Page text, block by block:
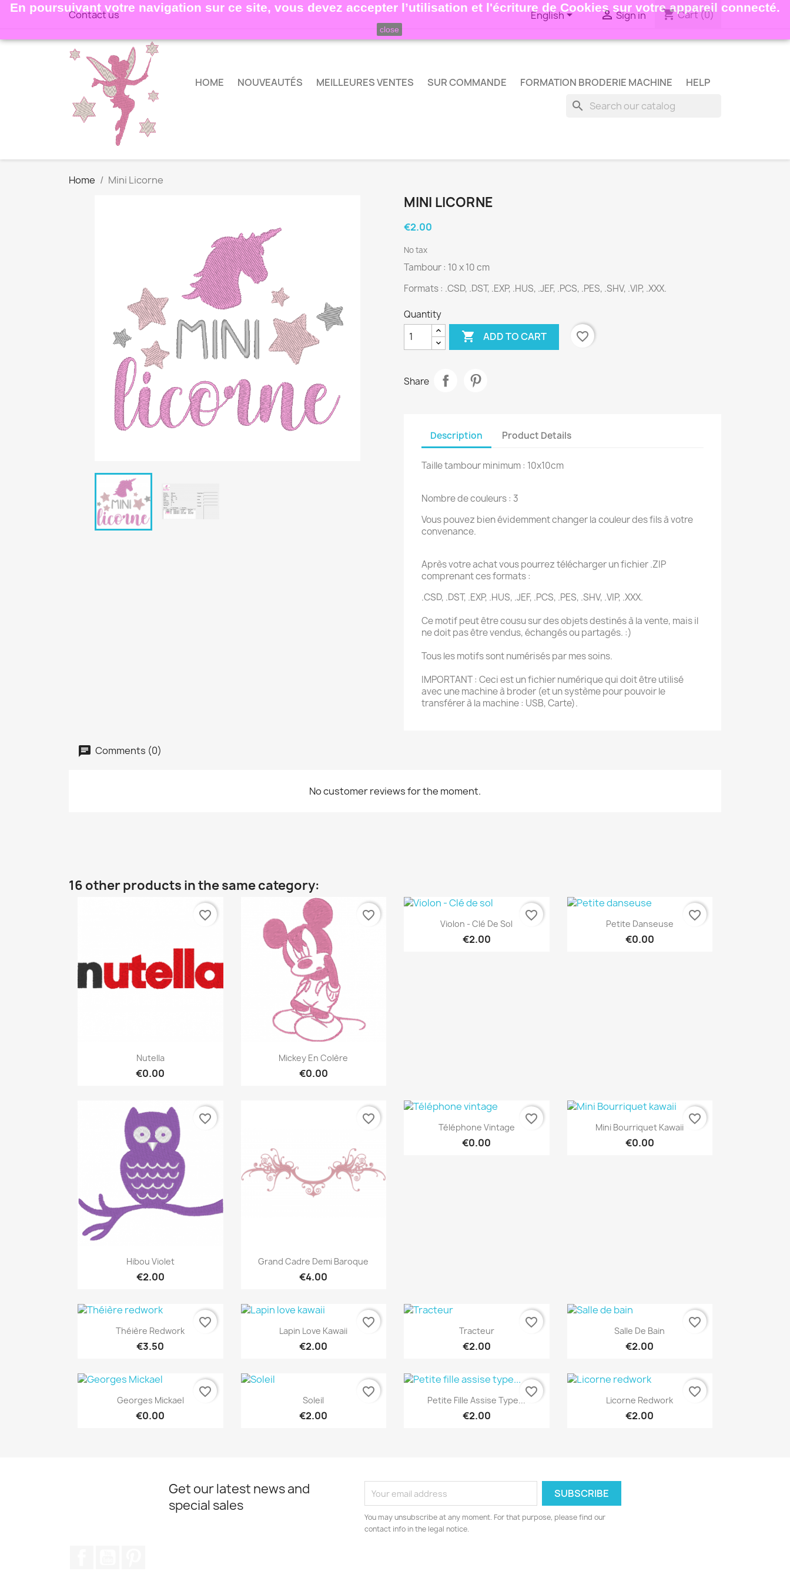
En poursuivant votre navigation sur ce site, vous devez accepter l’utilisation et l'écriture de Cookies sur votre appareil connecté.
close
Contact us English Sign in shopping_cartCart(0)
HOME NOUVEAUTÉS MEILLEURES VENTES SUR COMMANDE FORMATION BRODERIE MACHINE HELP
search
Home Mini Licorne
MINI LICORNE
€2.00
No tax
Tambour : 10 x 10 cm
Formats : .CSD, .DST, .EXP, .HUS, .JEF, .PCS, .PES, .SHV, .VIP, .XXX.
Quantity
 ADD TO CART favorite_border
Share
Description Product Details
Taille tambour minimum : 10x10cm
Nombre de couleurs : 3
Vous pouvez bien évidemment changer la couleur des fils à votre
convenance.
Après votre achat vous pourrez télécharger un fichier .ZIP
comprenant ces formats :
.CSD, .DST, .EXP, .HUS, .JEF, .PCS, .PES, .SHV, .VIP, .XXX.
Ce motif peut être cousu sur des objets destinés à la vente, mais il
ne doit pas être vendus, échangés ou partagés. :)
Tous les motifs sont numérisés par mes soins.
IMPORTANT : Ceci est un fichier numérique qui doit être utilisé
avec une machine à broder (et un système pour pouvoir le
transférer à la machine : USB, Carte).
Comments (0)
No customer reviews for the moment.
16 other products in the same category:
Quick view
Nutella
€0.00
favorite_border
Quick view
Mickey En Colère
€0.00
favorite_border Quick view
Violon - Clé De Sol
€2.00
favorite_border Quick view
Petite Danseuse
€0.00
favorite_border
Quick view
Hibou Violet
€2.00
favorite_border
Quick view
Grand Cadre Demi Baroque
€4.00
favorite_border Quick view
Téléphone Vintage
€0.00
favorite_border Quick view
Mini Bourriquet Kawaii
€0.00
favorite_border
Quick view
Théière Redwork
€3.50
favorite_border Quick view
Lapin Love Kawaii
€2.00
favorite_border Quick view
Tracteur
€2.00
favorite_border Quick view
Salle De Bain
€2.00
favorite_border
Quick view
Georges Mickael
€0.00
favorite_border Quick view
Soleil
€2.00
favorite_border Quick view
Petite Fille Assise Type...
€2.00
favorite_border Quick view
Licorne Redwork
€2.00
favorite_border
Get our latest news and
special sales
You may unsubscribe at any moment. For that purpose, please find our
contact info in the legal notice.